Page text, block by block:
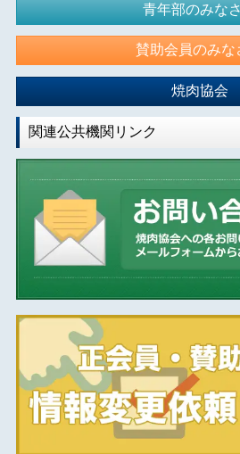
青年部のみな
賛助会員のみな
焼肉協会
関連公共機関リンク